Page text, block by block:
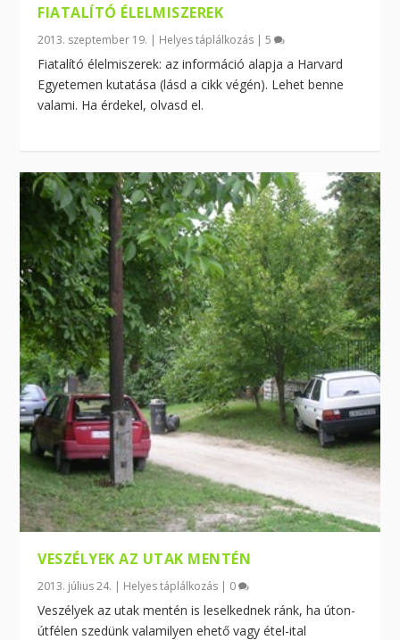
FIATALÍTÓ ÉLELMISZEREK
2013. szeptember 19. | Helyes táplálkozás |5
Fiatalító élelmiszerek: az információ alapja a Harvard
Egyetemen kutatása (lásd a cikk végén). Lehet benne
valami. Ha érdekel, olvasd el.
VESZÉLYEK AZ UTAK MENTÉN
2013. július 24. | Helyes táplálkozás | 0
Veszélyek az utak mentén is leselkednek ránk, ha úton-
útfélen szedünk valamilyen ehető vagy étel-ital